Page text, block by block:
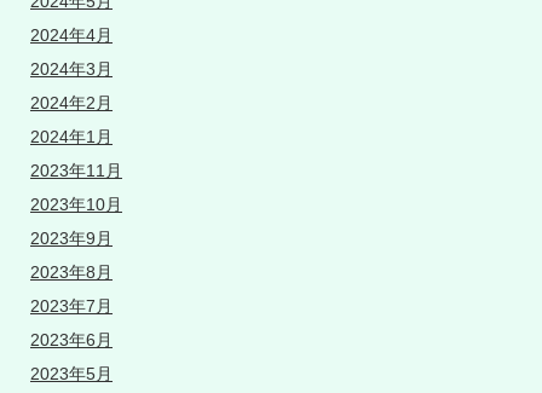
2024年4月
2024年3月
2024年2月
2024年1月
2023年11月
2023年10月
2023年9月
2023年8月
2023年7月
2023年6月
2023年5月